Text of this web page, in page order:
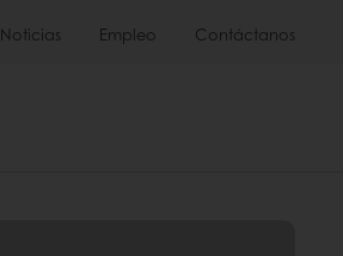
Noticias Empleo Contáctanos